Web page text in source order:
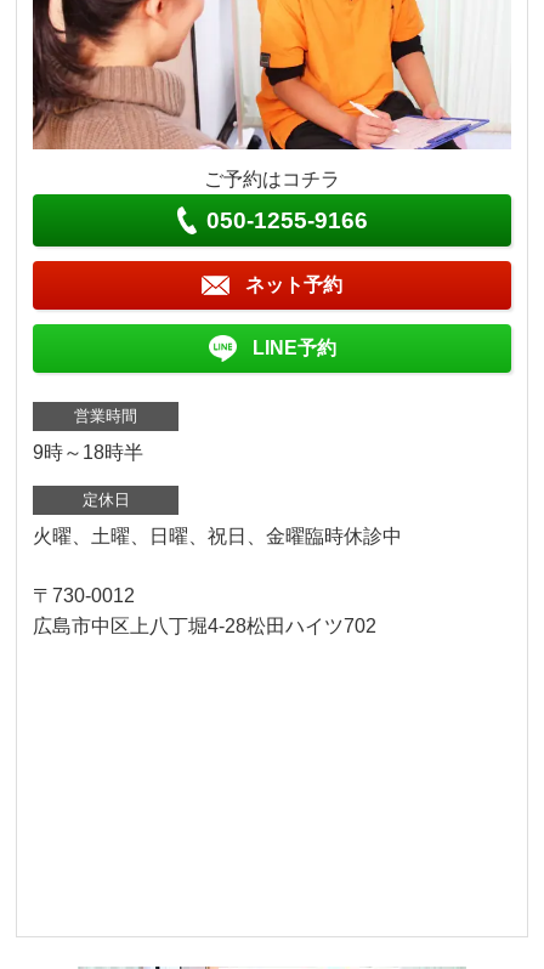
ご予約はコチラ
050-1255-9166
ネット予約
LINE予約
営業時間
9時～18時半
定休日
火曜、土曜、日曜、祝日、金曜臨時休診中
〒730-0012
広島市中区上八丁堀4-28松田ハイツ702